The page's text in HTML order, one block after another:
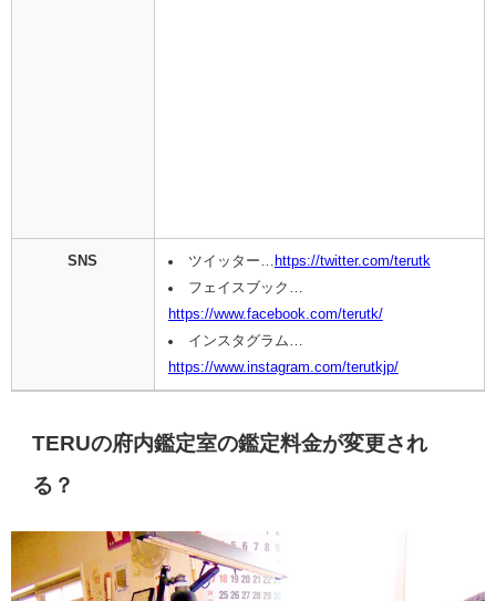
SNS ツイッター…
https://twitter.com/terutk
フェイスブック…
https://www.facebook.com/terutk/
インスタグラム…
https://www.instagram.com/terutkjp/
TERUの府内鑑定室の鑑定料金が変更され
る？